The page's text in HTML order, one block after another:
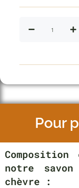
Pour
notre
chèvre :